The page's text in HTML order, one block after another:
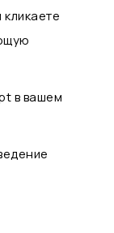
в вашем